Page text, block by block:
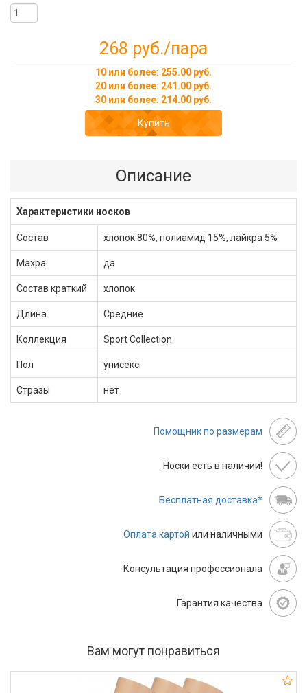
268 руб./пара
10 или более: 255.00 руб.
20 или более: 241.00 руб.
30 или более: 214.00 руб.
Купить
Описание
Характеристики носков
Состав хлопок 80%, полиамид 15%, лайкра 5%
Махра да
Состав краткий хлопок
Длина Средние
Коллекция Sport Collection
Пол унисекс
Стразы нет
Помощник по размерам
Носки есть в наличии!
Бесплатная доставка*
Оплата картой или наличными
Консультация профессионала
Гарантия качества
Вам могут понравиться